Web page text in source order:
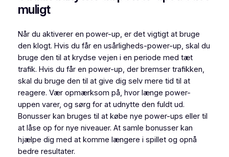
muligt
Når du aktiverer en power-up, er det vigtigt at bruge
den klogt. Hvis du får en usårligheds-power-up, skal du
bruge den til at krydse vejen i en periode med tæt
trafik. Hvis du får en power-up, der bremser trafikken,
skal du bruge den til at give dig selv mere tid til at
reagere. Vær opmærksom på, hvor længe power-
uppen varer, og sørg for at udnytte den fuldt ud.
Bonusser kan bruges til at købe nye power-ups eller til
at låse op for nye niveauer. At samle bonusser kan
hjælpe dig med at komme længere i spillet og opnå
bedre resultater.